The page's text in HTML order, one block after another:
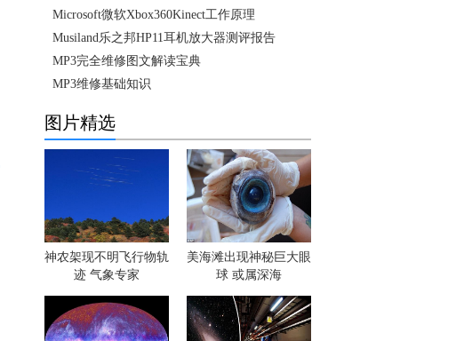
Microsoft微软Xbox360Kinect工作原理
Musiland乐之邦HP11耳机放大器测评报告
MP3完全维修图文解读宝典
MP3维修基础知识
图片精选
神农架现不明飞行物轨
迹 气象专家
美海滩出现神秘巨大眼
球 或属深海